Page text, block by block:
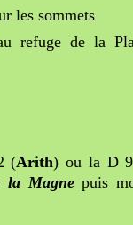
les sommets
refuge de la
(Arith) ou la D
la Magnepuis